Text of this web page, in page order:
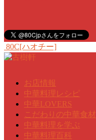
80C[ハオチー]
お店情報
中華料理レシピ
中華LOVERS
こだわりの中華食材
中華料理を学ぶ
中華料理百科